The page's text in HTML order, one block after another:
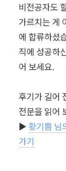
비전공자도
가르치는 게
에 합류하셨
직에 성공하
어 보세요.
후기가 길어
전문을 읽어
▶︎ 황기쁨 님
가기